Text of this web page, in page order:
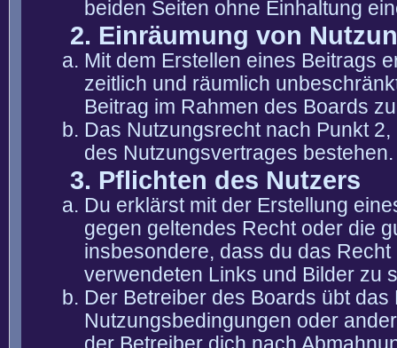
beiden Seiten ohne Einhaltung
2. Einräumung von
Mit dem Erstellen eines Beitrags
zeitlich und räumlich
Beitrag im Rahmen des Boards
Das Nutzungsrecht nach Punkt
des Nutzungsvertrages bestehen.
3. Pflichten des Nutzers
Du erklärst mit der Erstellung
gegen geltendes Recht oder die
insbesondere, dass du das
verwendeten Links und Bilder zu
Der Betreiber des Boards übt
Nutzungsbedingungen oder